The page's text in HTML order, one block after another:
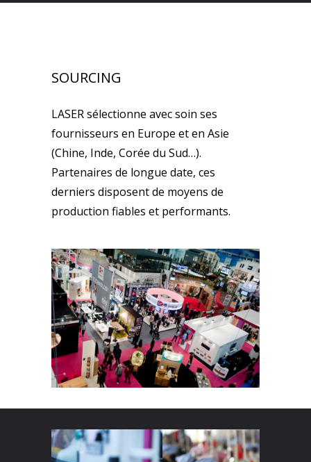
SOURCING
LASER sélectionne avec soin ses
fournisseurs en Europe et en Asie
(Chine, Inde, Corée du Sud…).
Partenaires de longue date, ces
derniers disposent de moyens de
production fiables et performants.